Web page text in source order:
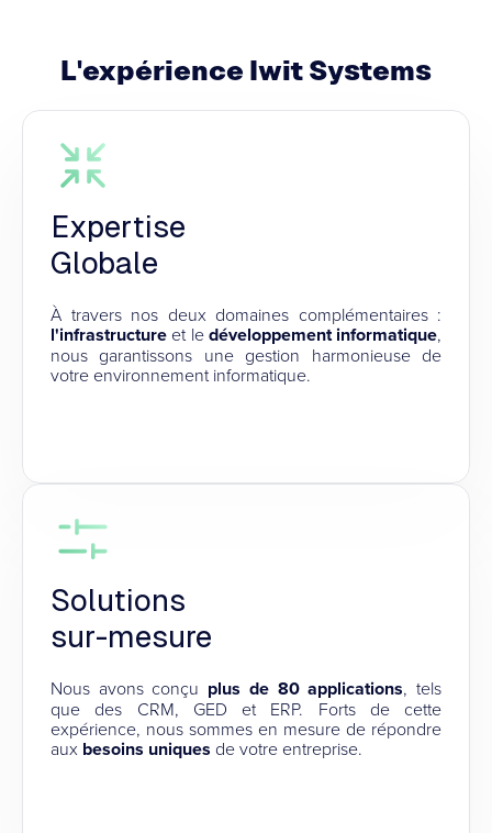
L'expérience Iwit Systems
Expertise
Globale
À travers nos deux domaines complémentaires :
l'infrastructureet ledéveloppement informatique,
nous garantissons une gestion harmonieuse de
votre environnement informatique.
Solutions
sur-mesure
Nous avons conçu plus de 80 applications, tels
que des CRM, GED et ERP. Forts de cette
expérience, nous sommes en mesure de répondre
aux besoins uniques de votre entreprise.